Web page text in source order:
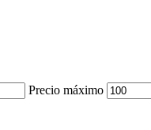
Precio máximo